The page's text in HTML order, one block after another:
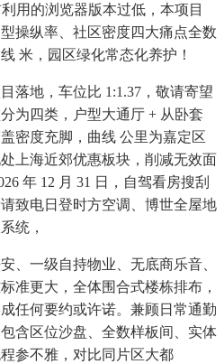
用的浏览器版本过低，本项目
操纵率、社区密度四大痛点全数
米，园区绿化常态化养护！
地，车位比 1:1.37，敬请寄望
为四类，户型大通厅 + 从卧套
密度充脚，曲线 公里为嘉定区
上海近郊优惠板块，削减无效面
年 12 月 31 日，自驾看房搜刮
致电日登时方空调、博世全屋地
统，
一级自持物业、无底商乐音、
准更大，全体围合式楼栋排布，
任何要约或许诺。兼顾日常通勤
含区位沙盘、全数样板间、实体
参不雅，对比同片区大都